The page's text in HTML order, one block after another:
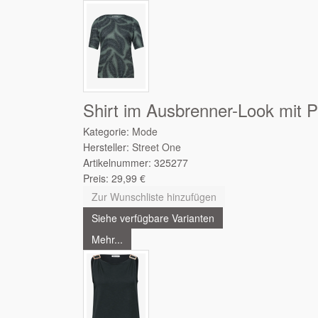
Shirt im Ausbrenner-Look mit
Kategorie: Mode
Hersteller: Street One
Artikelnummer: 325277
Preis: 29,99 €
Zur Wunschliste hinzufügen
Siehe verfügbare Varianten
Mehr...